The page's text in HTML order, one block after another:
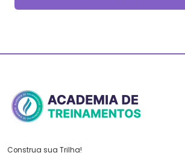
Construa sua Trilha!